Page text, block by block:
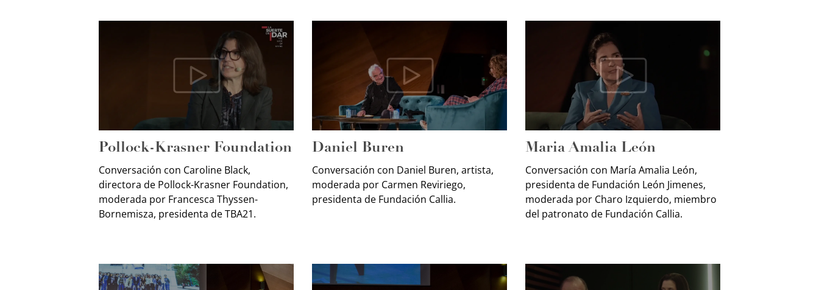
Pollock-Krasner Foundation
Conversación con Caroline Black,
directora de Pollock-Krasner Foundation,
moderada por Francesca Thyssen-
Bornemisza, presidenta de TBA21.
Daniel Buren
Conversación con Daniel Buren, artista,
moderada por Carmen Reviriego,
presidenta de Fundación Callia.
Maria Amalia León
Conversación con María Amalia León,
presidenta de Fundación León Jimenes,
moderada por Charo Izquierdo, miembro
del patronato de Fundación Callia.